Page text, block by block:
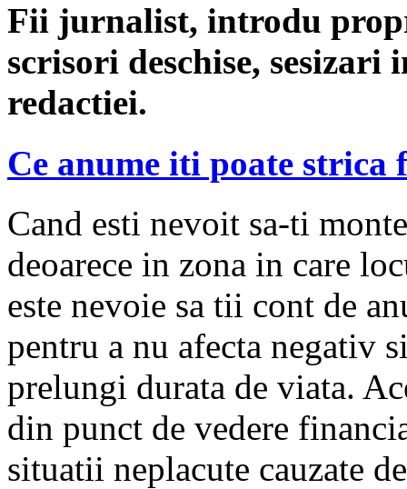
Fii jurnalist, introdu
scrisori deschise, sesizari
redactiei.
Ce anume iti poate strica
Cand esti nevoit sa-ti
deoarece in zona in care
este nevoie sa tii cont de
pentru a nu afecta negativ
prelungi durata de viata.
din punct de vedere
situatii neplacute cauzate